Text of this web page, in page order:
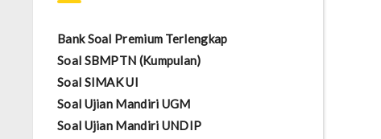
Bank Soal Premium Terlengkap
Soal SBMPTN (Kumpulan)
Soal SIMAK UI
Soal Ujian Mandiri UGM
Soal Ujian Mandiri UNDIP